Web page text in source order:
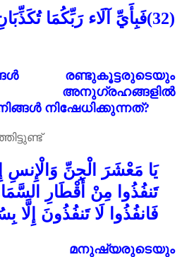
فَبِأَيِّ آلَاء رَبِّكُمَا(32)
രണ്ടുകൂട്ടരുടെയും
അനുഗ്രഹങ്ങളിൽ
നിഷേധിക്കുന്നത്?
يَا مَعْشَرَ الْجِنِّ
تَنفُذُوا مِنْ أَقْطَارِ
فَانفُذُوا لَا تَنفُذُونَ إِلَّا
മനുഷ്യരുടെയും